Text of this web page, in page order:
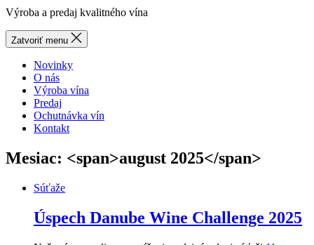
Výroba a predaj kvalitného vína
Zatvoriť menu
Novinky
O nás
Výroba vína
Predaj
Ochutnávka vín
Kontakt
Mesiac: <span>august 2025</span>
Categories
Súťaže
Úspech Danube Wine Challenge 2025